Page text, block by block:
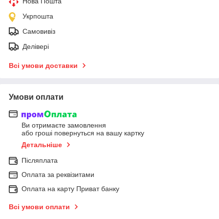
Укрпошта
Самовивіз
Делівері
Всі умови доставки
Умови оплати
Ви отримаєте замовлення
або гроші повернуться на вашу картку
Детальніше
Післяплата
Оплата за реквізитами
Оплата на карту Приват банку
Всі умови оплати